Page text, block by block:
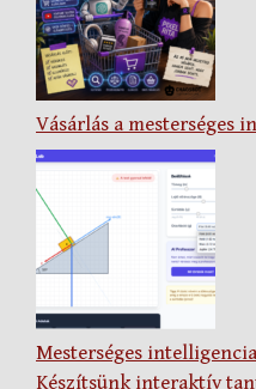
Vásárlás a mesterséges
Mesterséges
Készítsünk interaktív